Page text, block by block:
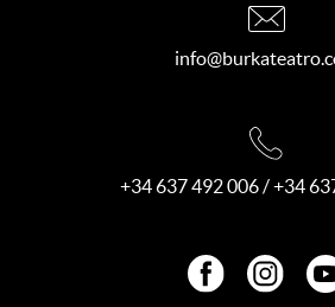
+34 637 492 006/+34